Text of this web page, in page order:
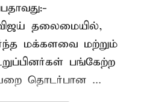
தலைமையில்,
மக்களவை மற்றும்
பங்கேற்ற
தொடர்பான ...